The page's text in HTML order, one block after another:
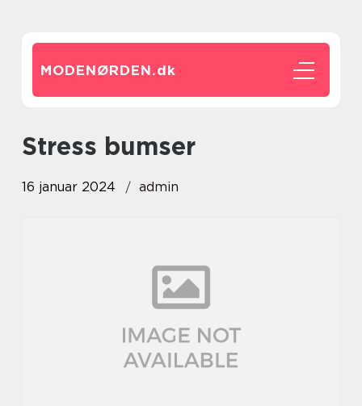
MODENØRDEN.dk
stress bumser
16 januar 2024 admin